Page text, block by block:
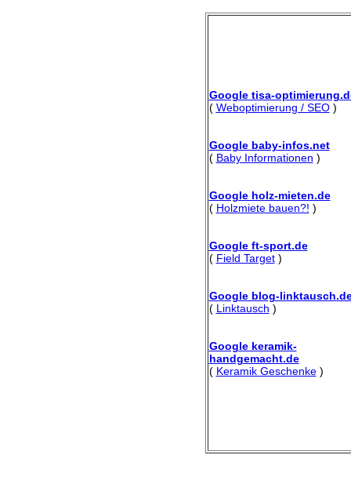
Google tisa-
( Weboptimierung / SEO)
Google baby-infos.net
( Baby Informationen )
Google holz-mieten.de
( Holzmiete bauen?! )
Google ft-sport.de
( Field Target)
Google blog-
( Linktausch )
Google keramik-
handgemacht.de
( Keramik Geschenke)